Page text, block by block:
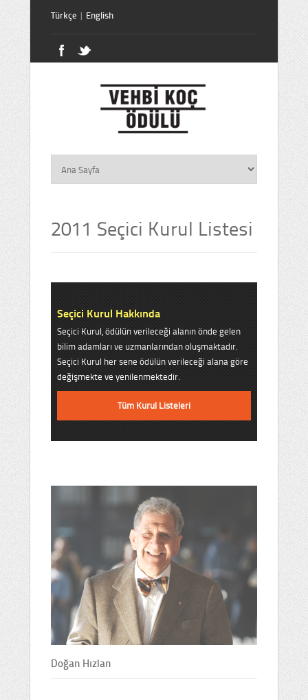
Türkçe | English
2011 Seçici Kurul Listesi
Seçici Kurul Hakkında
Seçici Kurul, ödülün verileceği alanın önde gelen
bilim adamları ve uzmanlarından oluşmaktadır.
Seçici Kurul her sene ödülün verileceği alana göre
değişmekte ve yenilenmektedir.
Tüm Kurul Listeleri
Doğan Hızlan